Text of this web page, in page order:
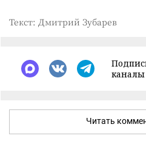
Текст: Дмитрий Зубарев
каналы
Читать